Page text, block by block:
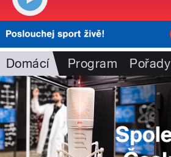
Domácí Program Pořady